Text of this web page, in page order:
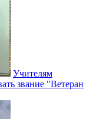
Учителям
звание "Ветеран